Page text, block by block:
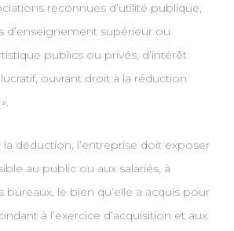
reconnues d’utilité publique,
d’enseignement supérieur ou
publics ou privés, d’intérêt
ouvrant droit à la réduction
déduction, l’entreprise doit exposer
au public ou aux salariés, à
bureaux, le bien qu’elle a acquis pour
à l’exercice d’acquisition et aux